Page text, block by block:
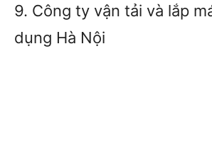
9. Công ty vận tải và lắp
dụng Hà Nội